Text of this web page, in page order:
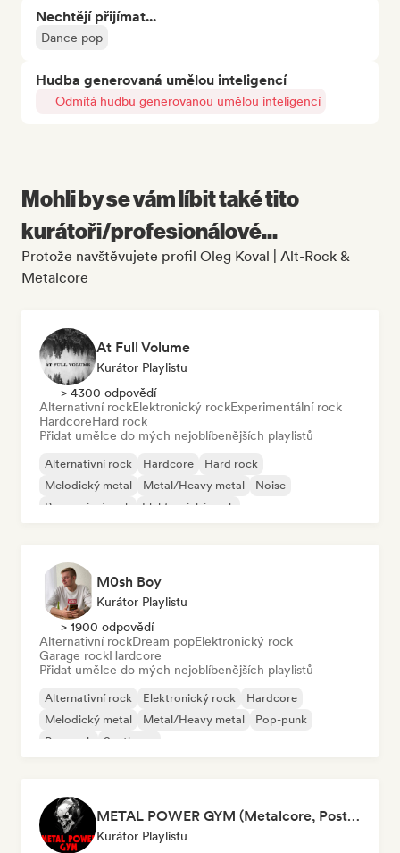
Nechtějí přijímat...
Dance pop
Hudba generovaná umělou inteligencí
Odmítá hudbu generovanou umělou inteligencí
Mohli by se vám líbit také tito
kurátoři/profesionálové...
Protože navštěvujete profil Oleg Koval | Alt-Rock &
Metalcore
At Full Volume
Kurátor Playlistu
> 4300 odpovědí
Alternativní rockElektronický rockExperimentální rock
HardcoreHard rock
Přidat umělce do mých nejoblíbenějších playlistů
Alternativní rock Hardcore
Hard rock
Melodický metal
Metal/Heavy metal
Noise
Progresivní rock
Elektronický rock
M0sh Boy
Kurátor Playlistu
> 1900 odpovědí
Alternativní rockDream popElektronický rock
Garage rockHardcore
Přidat umělce do mých nejoblíbenějších playlistů
Alternativní rock Elektronický rock
Hardcore
Melodický metal
Metal/Heavy metal
Pop-punk
Pop rock
Synthpop
METAL POWER GYM (Metalcore, Post-Hardcore, Alt. Metal)
Kurátor Playlistu